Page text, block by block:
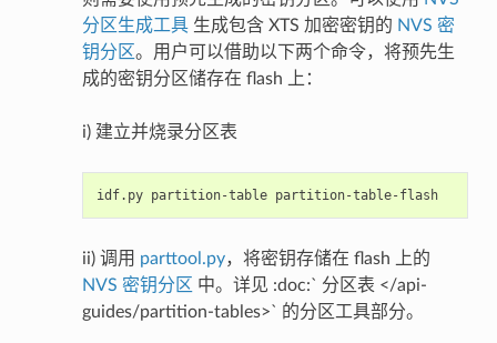
分区生成工具生成包含 XTS 加密密钥的 NVS 密
钥分区。用户可以借助以下两个命令，将预先生
成的密钥分区储存在 flash 上：
i) 建立并烧录分区表
idf.py partition-table partition-table-flash
ii) 调用 parttool.py，将密钥存储在 flash 上的
NVS 密钥分区 中。详见 :doc:` 分区表 </api-
guides/partition-tables>` 的分区工具部分。